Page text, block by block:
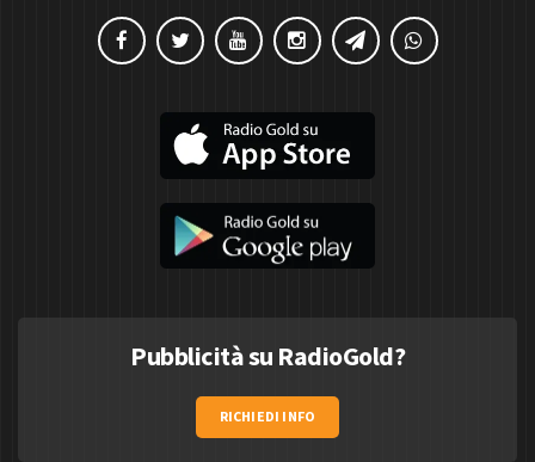
Pubblicità su RadioGold?
RICHIEDI INFO